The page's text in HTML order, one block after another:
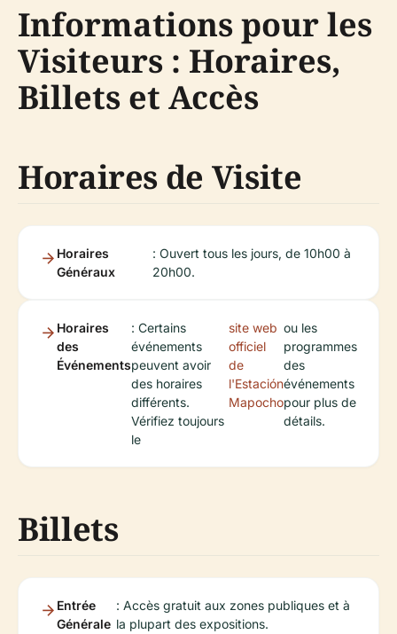
Informations pour les
Visiteurs : Horaires,
Billets et Accès
Horaires de Visite
Horaires
Généraux
: Ouvert tous les jours, de 10h00 à
20h00.
Horaires
des
Événements
: Certains
événements
peuvent avoir
des horaires
différents.
Vérifiez toujours
le
site web
officiel
de
l'Estación
Mapocho
ou les
programmes
des
événements
pour plus de
détails.
Billets
Entrée
Générale
: Accès gratuit aux zones publiques et à
la plupart des expositions.